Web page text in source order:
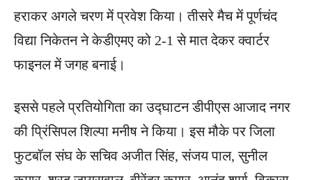
हराकर अगले चरण में प्रवेश किया। तीसरे मैच में पूर्णचंद
विद्या निकेतन ने केडीएमए को 2-1 से मात देकर क्वार्टर
फाइनल में जगह बनाई।
इससे पहले प्रतियोगिता का उद्घाटन डीपीएस आजाद नगर
की प्रिंसिपल शिल्पा मनीष ने किया। इस मौके पर जिला
फुटबॉल संघ के सचिव अजीत सिंह, संजय पाल, सुनील